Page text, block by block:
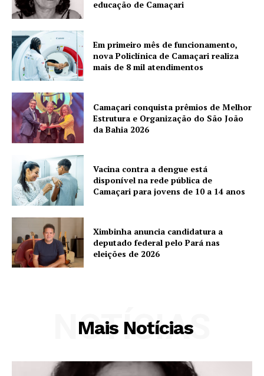
educação de Camaçari
Em primeiro mês de funcionamento,
nova Policlínica de Camaçari realiza
mais de 8 mil atendimentos
Camaçari conquista prêmios de Melhor
Estrutura e Organização do São João
da Bahia 2026
Vacina contra a dengue está
disponível na rede pública de
Camaçari para jovens de 10 a 14 anos
Ximbinha anuncia candidatura a
deputado federal pelo Pará nas
eleições de 2026
Mais Notícias
NOTÍCIAS